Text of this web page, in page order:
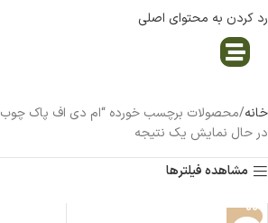
رد کردن به محتوای اصلی
خانه محصولات برچسب خورده “ام دی اف پاک چوب 6629”
در حال نمایش یک نتیجه
مشاهده فیلترها